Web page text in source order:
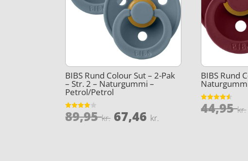
BIBS Rund Colour Sut – 2-Pak
– Str. 2 – Naturgummi –
Petrol/Petrol
Vurderet
3.8
89,95kr. Den
oprindelige
67,46 kr.
BIBS Rund
Vurderet
4.5
44,95kr.